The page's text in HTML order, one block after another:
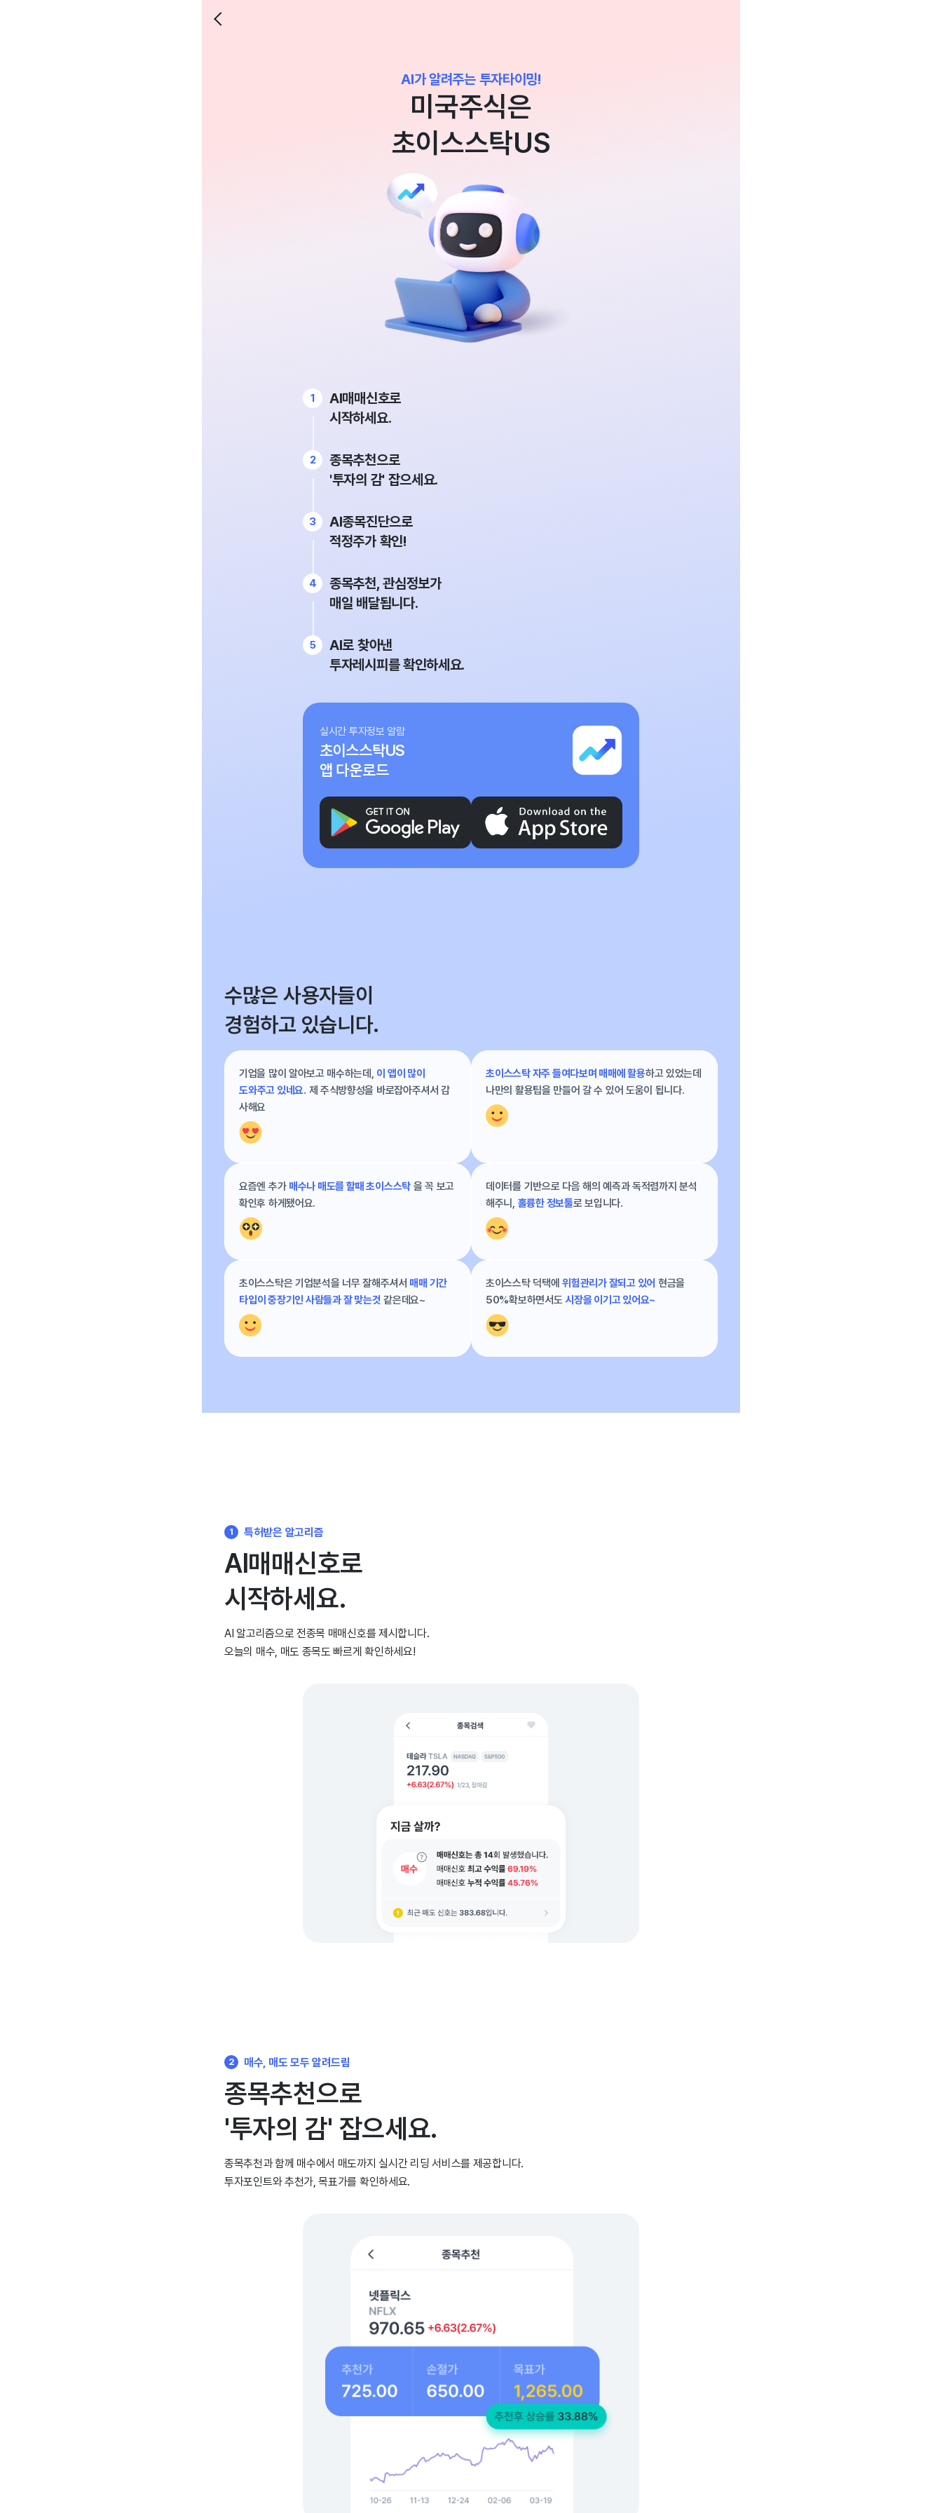
AI가 알려주는 투자타이밍!
미국주식은
초이스스탁US
AI매매신호로
시작하세요.
종목추천으로
'투자의 감' 잡으세요.
AI종목진단으로
적정주가 확인!
종목추천, 관심정보가
매일 배달됩니다.
AI로 찾아낸
투자레시피를 확인하세요.
실시간 투자정보 알람
초이스스탁US
앱 다운로드
수많은 사용자들이
경험하고 있습니다.
기업을 많이 알아보고 매수하는데, 이 앱이 많이
도와주고 있네요. 제 주식방향성을 바로잡아주셔서 감
사해요
초이스스탁 자주 들여다보며 매매에 활용하고 있었는데
나만의 활용팁을 만들어 갈 수 있어 도움이 됩니다.
요즘엔 추가 매수나 매도를 할때 초이스스탁 을 꼭 보고
확인후 하게됐어요.
데이터를 기반으로 다음 해의 예측과 독적렴까지 분석
해주니, 훌륭한 정보툴로 보입니다.
초이스스탁은 기업분석을 너무 잘해주셔서 매매 기간
타입이 중장기인 사람들과 잘 맞는것 같은데요~
초이스스탁 덕택에 위험관리가 잘되고 있어 현금을
50%확보하면서도 시장을 이기고 있어요~
1 특허받은 알고리즘
AI매매신호로
시작하세요.
AI 알고리즘으로 전종목 매매신호를 제시합니다.
오늘의 매수, 매도 종목도 빠르게 확인하세요!
2 매수, 매도 모두 알려드림
종목추천으로
'투자의 감' 잡으세요.
종목추천과 함께 매수에서 매도까지 실시간 리딩 서비스를 제공합니다.
투자포인트와 추천가, 목표가를 확인하세요.